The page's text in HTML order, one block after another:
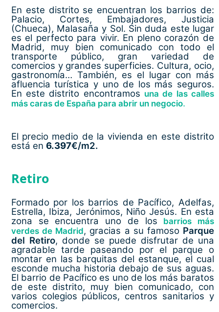
En este distrito se encuentran los barrios de:
Palacio, Cortes, Embajadores, Justicia
(Chueca), Malasaña y Sol. Sin duda este lugar
es el perfecto para vivir. En pleno corazón de
Madrid, muy bien comunicado con todo el
transporte público, gran variedad de
comercios y grandes superficies. Cultura, ocio,
gastronomía… También, es el lugar con más
afluencia turística y uno de los más seguros.
En este distrito encontramos una de las calles
más caras de España para abrir un negocio.
El precio medio de la vivienda en este distrito
está en 6.397€/m2.
Retiro
Formado por los barrios de Pacífico, Adelfas,
Estrella, Ibiza, Jerónimos, Niño Jesús. En esta
zona se encuentra uno de los
barrios más
verdes de Madrid, gracias a su famoso Parque
del Retiro, donde se puede disfrutar de una
agradable tarde paseando por el parque o
montar en las barquitas del estanque, el cual
esconde mucha historia debajo de sus aguas.
El barrio de Pacífico es uno de los más baratos
de este distrito, muy bien comunicado, con
varios colegios públicos, centros sanitarios y
comercios.